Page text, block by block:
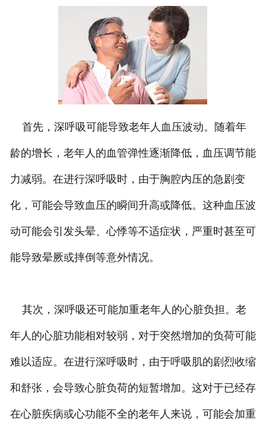
首先，深呼吸可能导致老年人血压波动。随着年
龄的增长，老年人的血管弹性逐渐降低，血压调节能
力减弱。在进行深呼吸时，由于胸腔内压的急剧变
化，可能会导致血压的瞬间升高或降低。这种血压波
动可能会引发头晕、心悸等不适症状，严重时甚至可
能导致晕厥或摔倒等意外情况。
其次，深呼吸还可能加重老年人的心脏负担。老
年人的心脏功能相对较弱，对于突然增加的负荷可能
难以适应。在进行深呼吸时，由于呼吸肌的剧烈收缩
和舒张，会导致心脏负荷的短暂增加。这对于已经存
在心脏疾病或心功能不全的老年人来说，可能会加重